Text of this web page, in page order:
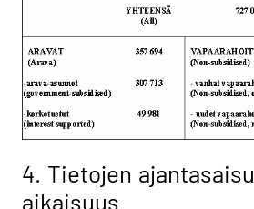
4. Tietojen
aikaisuus